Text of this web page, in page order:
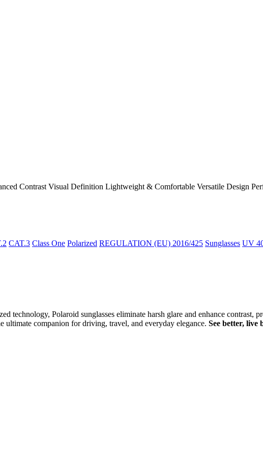
Contrast Visual Definition Lightweight & Comfortable Versatile Design
CAT.3 Class One Polarized REGULATION (EU) 2016/425 Sunglasses UV
technology, Polaroid sunglasses eliminate harsh glare and enhance contrast,
companion for driving, travel, and everyday elegance. See better, live